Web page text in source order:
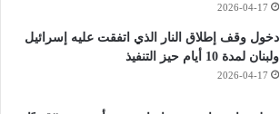
2026-04-17
دخول وقف إطلاق النار الذي اتفقت عليه إسرائيل
ولبنان لمدة 10 أيام حيز التنفيذ
2026-04-17